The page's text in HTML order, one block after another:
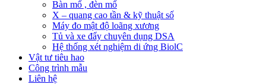
Bàn mổ , đèn mổ
X – quang cao tần & kỹ thuật số
Máy đo mật độ loãng xương
Tủ và xe đẩy chuyên dụng DSA
Hệ thống xét nghiệm di ứng BiolC
Vật tư tiêu hao
Công trình mẫu
Liên hệ​